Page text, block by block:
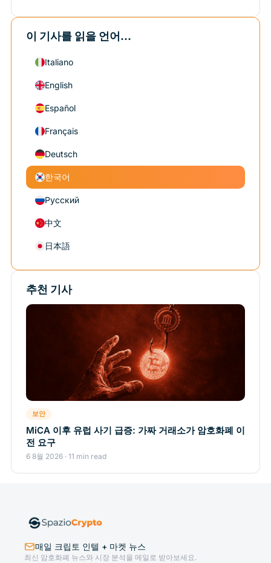
이 기사를 읽을 언어...
Italiano
English
Español
Français
Deutsch
한국어
Русский
中文
日本語
추천 기사
보안
MiCA 이후 유럽 사기 급증: 가짜 거래소가 암호화폐 이
전 요구
6 8월 2026 · 11 min read
매일 크립토 인텔 + 마켓 뉴스
최신 암호화폐 뉴스와 시장 분석을 메일로 받아보세요.